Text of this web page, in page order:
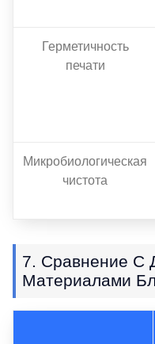
Герметичность
печати
Микробиологическая
чистота
7. Сравнение С
Материалами